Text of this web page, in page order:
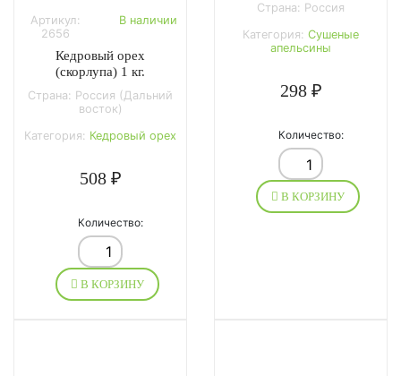
Артикул:
2656
В наличии
Кедровый орех
(скорлупа) 1 кг.
Страна: Россия (Дальний
восток)
Категория: Кедровый орех
508 ₽
Количество:
В КОРЗИНУ
Страна: Россия
Категория: Сушеные
апельсины
298 ₽
Количество:
В КОРЗИНУ